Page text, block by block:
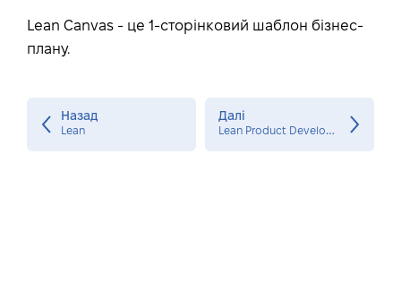
Lean Canvas - це 1-сторінковий шаблон бізнес-
плану.
Назад
Lean
Далі
L
ean Product Development